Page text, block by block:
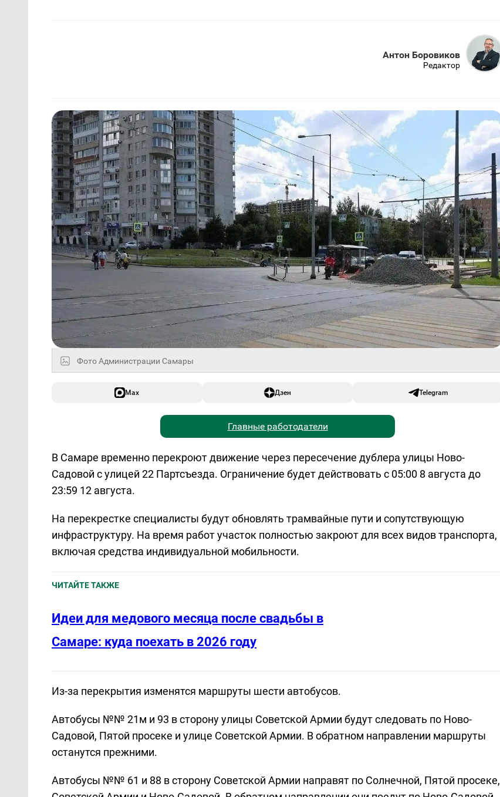
Антон Боровиков
Редактор
Фото Администрации Самары
Max Дзен Telegram
Главные работодатели
В Самаре временно перекроют движение через пересечение дублера улицы Ново-
Садовой с улицей 22 Партсъезда. Ограничение будет действовать с 05:00 8 августа до
23:59 12 августа.
На перекрестке специалисты будут обновлять трамвайные пути и сопутствующую
инфраструктуру. На время работ участок полностью закроют для всех видов транспорта,
включая средства индивидуальной мобильности.
ЧИТАЙТЕ ТАКЖЕ
Идеи для медового месяца после свадьбы в
Самаре: куда поехать в 2026 году
Из-за перекрытия изменятся маршруты шести автобусов.
Автобусы №№ 21м и 93 в сторону улицы Советской Армии будут следовать по Ново-
Садовой, Пятой просеке и улице Советской Армии. В обратном направлении маршруты
останутся прежними.
Автобусы №№ 61 и 88 в сторону Советской Армии направят по Солнечной, Пятой просеке,